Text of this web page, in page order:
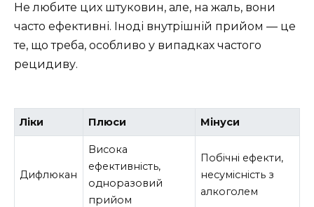
Не любите цих штуковин, але, на жаль, вони
часто ефективні. Іноді внутрішній прийом — це
те, що треба, особливо у випадках частого
рецидиву.
Ліки Плюси Мінуси
Дифлюкан
Висока
ефективність,
одноразовий
прийом
Побічні ефекти,
несумісність з
алкоголем